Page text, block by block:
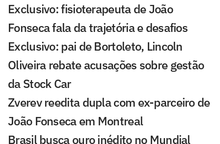
Exclusivo: fisioterapeuta de João
Fonseca fala da trajetória e desafios
Exclusivo: pai de Bortoleto, Lincoln
Oliveira rebate acusações sobre gestão
da Stock Car
Zverev reedita dupla com ex-parceiro de
João Fonseca em Montreal
Brasil busca ouro inédito no Mundial